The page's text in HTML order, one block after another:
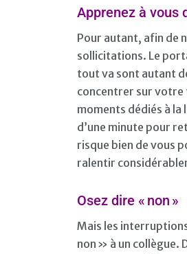
Apprenez à vous
Pour autant, afin de
sollicitations. Le
tout va sont autant
concentrer sur votre
moments dédiés à la
d’une minute pour
risque bien de vous
ralentir
Osez dire « non »
Mais les
non » à un collègue.